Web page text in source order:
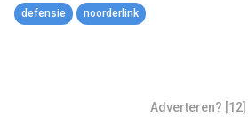
defensie noorderlink
Adverteren? [12]